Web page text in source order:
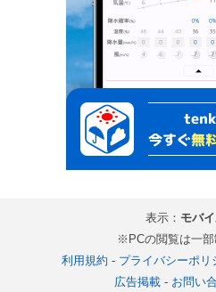
表示： モバ
※PCの閲覧は一部
利用規約 - プライバシーポリ
広告掲載- お問い